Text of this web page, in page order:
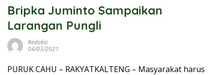
Bripka Juminto Sampaikan
Larangan Pungli
Redaksi
04/03/2021
PURUK CAHU – RAKYATKALTENG – Masyarakat harus